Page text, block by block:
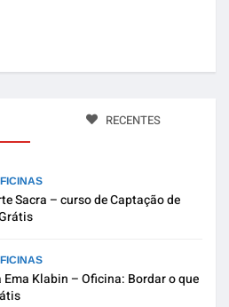
RECENTES
Sacra – curso de Captação de
Ema Klabin – Oficina: Bordar o que